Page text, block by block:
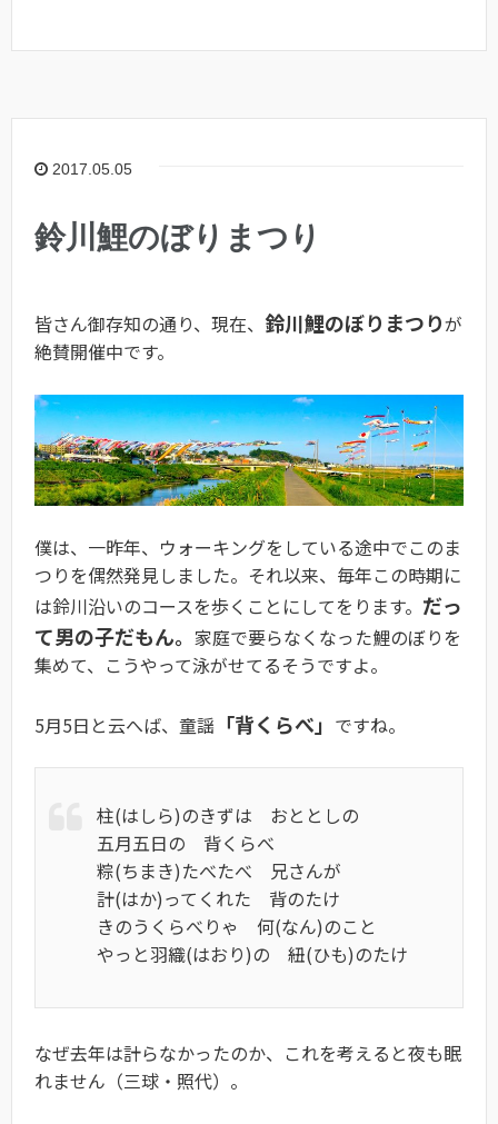
2017.05.05
鈴川鯉のぼりまつり
皆さん御存知の通り、現在、 鈴川鯉のぼりまつりが
絶賛開催中です。
僕は、一昨年、ウォーキングをしている途中でこのま
つりを偶然発見しました。それ以来、毎年この時期に
は鈴川沿いのコースを歩くことにしてをります。 だっ
て男の子だもん。 家庭で要らなくなった鯉のぼりを
集めて、こうやって泳がせてるそうですよ。
5月5日と云へば、童謡 「背くらべ」 ですね。
柱(はしら)のきずは おととしの
五月五日の 背くらべ
粽(ちまき)たべたべ 兄さんが
計(はか)ってくれた 背のたけ
きのうくらべりゃ 何(なん)のこと
やっと羽織(はおり)の 紐(ひも)のたけ
なぜ去年は計らなかったのか、これを考えると夜も眠
れません（三球・照代）。